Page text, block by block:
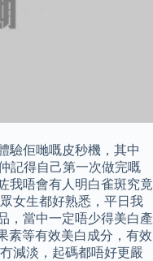
驗佢哋嘅皮秒機，其中
記得自己第一次做完嘅
我唔會有人明白雀斑究竟
女生都好熟悉，平日我
，當中一定唔少得美白產
素等有效美白成分，有效
減淡，起碼都唔好更嚴